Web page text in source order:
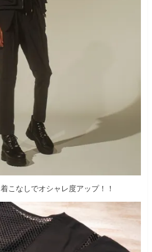
こなしでオシャレ度アップ！！